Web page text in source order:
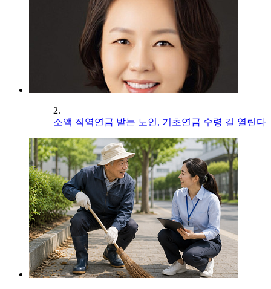
2.
소액 직역연금 받는 노인, 기초연금 수령 길 열린다